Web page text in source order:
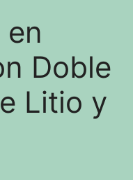
Doble
Litio y